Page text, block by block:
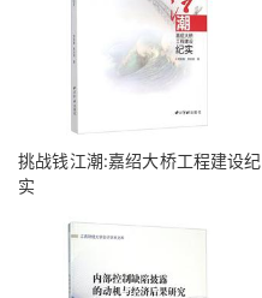
挑战钱江潮:嘉绍大桥工程建设纪
实